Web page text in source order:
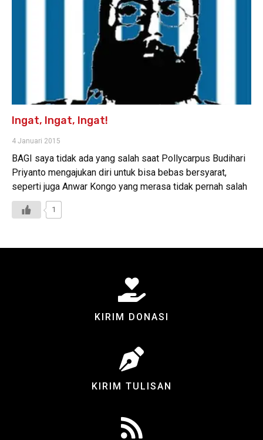
Ingat, Ingat, Ingat!
4 Januari 2015
BAGI saya tidak ada yang salah saat Pollycarpus Budihari
Priyanto mengajukan diri untuk bisa bebas bersyarat,
seperti juga Anwar Kongo yang merasa tidak pernah salah
1
KIRIM DONASI
KIRIM TULISAN